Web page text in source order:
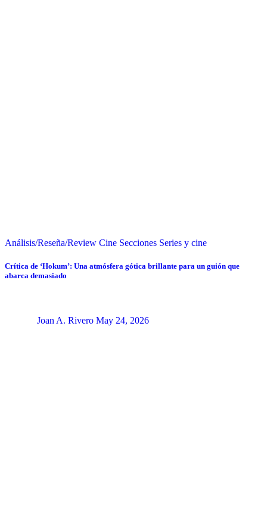
Análisis/Reseña/Review Cine Secciones Series y cine
Crítica de ‘Hokum’: Una atmósfera gótica brillante para un guión que
abarca demasiado
Joan A. Rivero May 24, 2026